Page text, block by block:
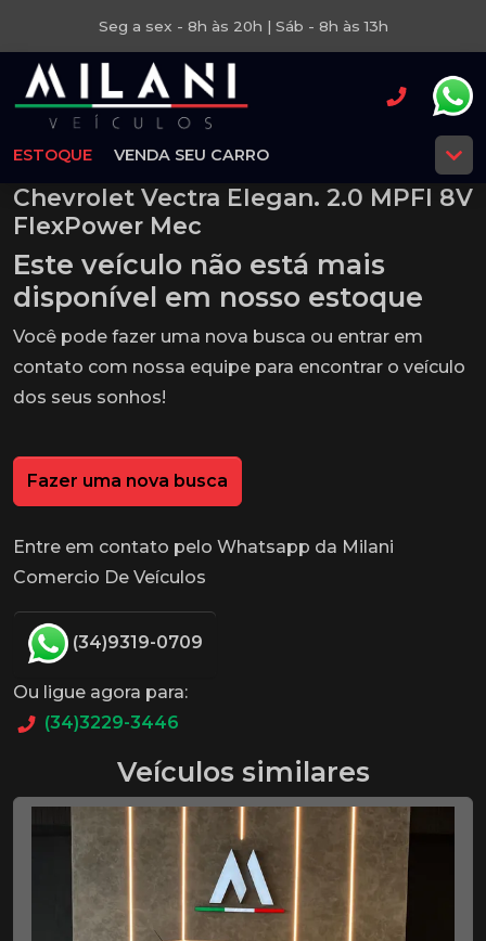
Seg a sex - 8h às 20h | Sáb - 8h às 13h
ESTOQUE VENDA SEU CARRO
Chevrolet Vectra Elegan. 2.0 MPFI 8V
FlexPower Mec
Este veículo não está mais
disponível em nosso estoque
Você pode fazer uma nova busca ou entrar em
contato com nossa equipe para encontrar o veículo
dos seus sonhos!
Fazer uma nova busca
Entre em contato pelo Whatsapp da Milani
Comercio De Veículos
(34)9319-0709
Ou ligue agora para:
(34)3229-3446
Veículos similares